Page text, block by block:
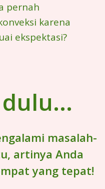
pernah
karena
ekspektasi?
masalah-
artinya Anda
yang tepat!